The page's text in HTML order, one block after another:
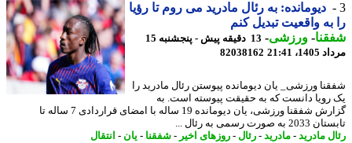
دیومانده: به رئال مادرید می روم تا رؤیا
واقعیت تبدیل کنم
-ورزشی-
13 دقیقه پیش - پنجشنبه 15
21:41
82038162
ورزشی_ یان دیومانده پیوستن رئال مادرید را
دانست که به حقیقت پیوسته است. به
گزارش شفقنا ورزشی، یان دیومانده 19 ساله با امضای قراردادی 7 ساله تا
صورت رسمی به رئال ...
مادرید- مادرید- رئال -روزهای اخیر -شفقنا-یان-انتقال